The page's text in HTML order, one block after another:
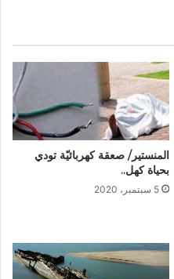
المنستير/ صعقة كهربائيّة تودي
بحياة كهل..
5 سبتمبر، 2020